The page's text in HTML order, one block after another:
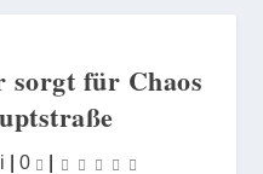
sorgt für Chaos
| 0 |